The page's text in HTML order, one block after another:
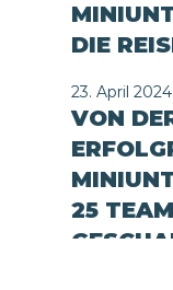
DIE
23. April 2024
VON
25